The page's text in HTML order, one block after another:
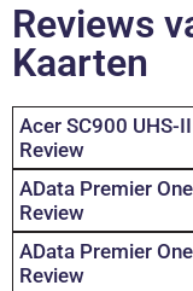
Reviews
Kaarten
Acer SC900 UHS-
Review
AData Premier
Review
AData Premier
Review